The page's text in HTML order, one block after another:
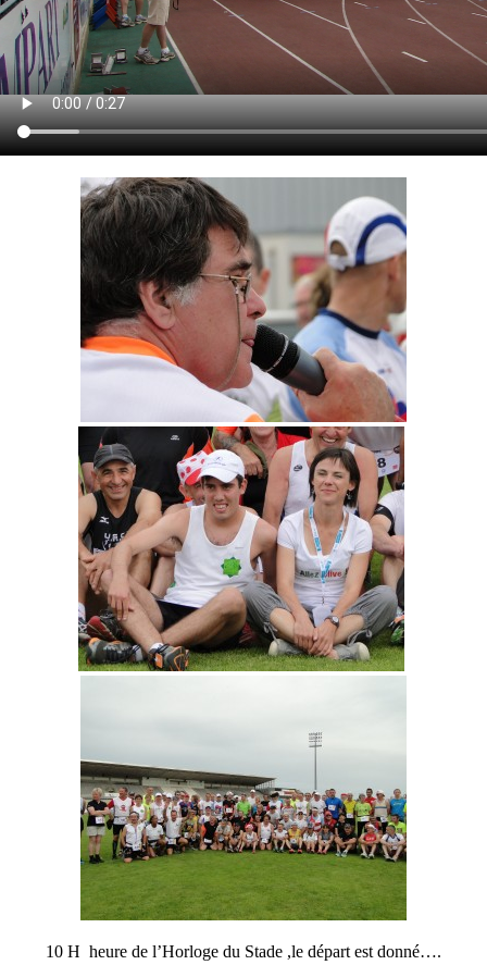
10 H heure de l’Horloge du Stade ,le départ est donné….